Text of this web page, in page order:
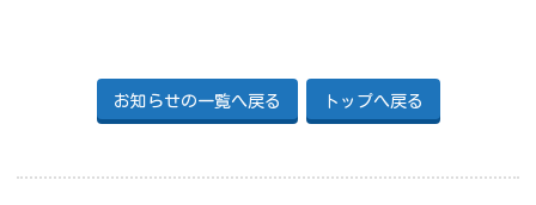
お知らせの一覧へ戻る トップへ戻る